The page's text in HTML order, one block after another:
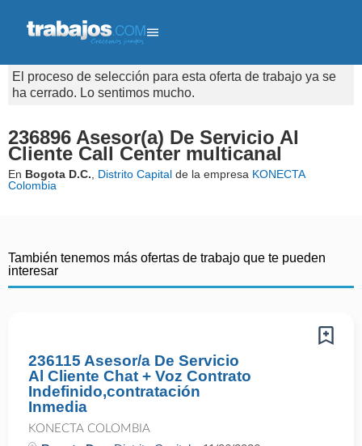
El proceso de selección para esta oferta de trabajo ya se
ha cerrado. Lo sentimos mucho.
236896 Asesor(a) De Servicio Al
Cliente Call Center multicanal
En Bogota D.C. Distrito Capital de la empresa KONECTA
Colombia
También tenemos más ofertas de trabajo que te pueden
interesar
236115 Asesor/a De Servicio
Al Cliente Chat + Voz Contrato
Indefinido,contratación
Inmedia
KONECTA COLOMBIA